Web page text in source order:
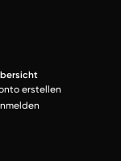
erstellen